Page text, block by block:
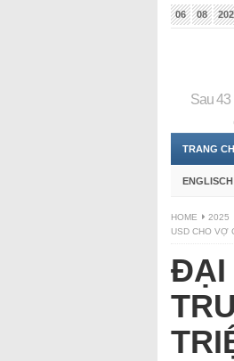
06 08
Sau 43
TRANG
ENGLISCH
HOME 2025
USD CHO VỢ
ĐẠI